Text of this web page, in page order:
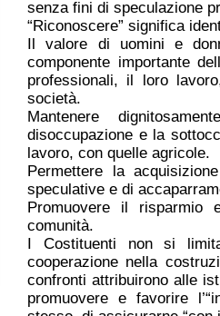
senza fini di speculazione
“Riconoscere” significa
Il valore di uomini e
componente importante
professionali, il loro
società.
Mantenere
disoccupazione e la
lavoro, con quelle agricole.
Permettere la
speculative e di
Promuovere il risparmio
comunità.
I Costituenti non si
cooperazione nella
confronti attribuirono alle
promuovere e favorire